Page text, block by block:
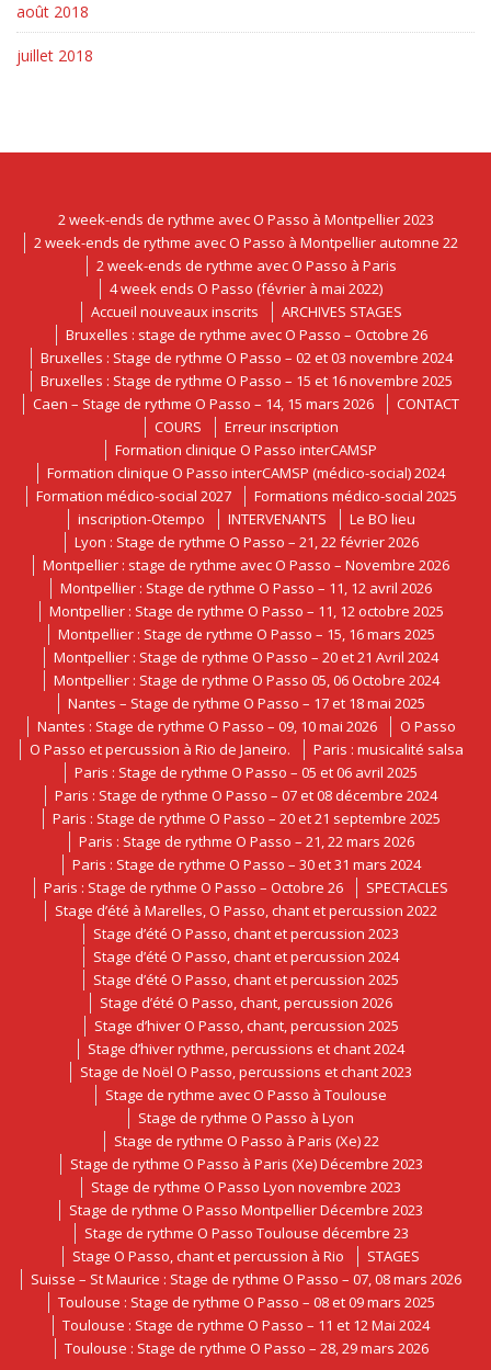
août 2018
juillet 2018
2 week-ends de rythme avec O Passo à Montpellier 2023
2 week-ends de rythme avec O Passo à Montpellier automne 22
2 week-ends de rythme avec O Passo à Paris
4 week ends O Passo (février à mai 2022)
Accueil nouveaux inscrits
ARCHIVES STAGES
Bruxelles : stage de rythme avec O Passo – Octobre 26
Bruxelles : Stage de rythme O Passo – 02 et 03 novembre 2024
Bruxelles : Stage de rythme O Passo – 15 et 16 novembre 2025
Caen – Stage de rythme O Passo – 14, 15 mars 2026
CONTACT
COURS
Erreur inscription
Formation clinique O Passo interCAMSP
Formation clinique O Passo interCAMSP (médico-social) 2024
Formation médico-social 2027
Formations médico-social 2025
inscription-Otempo
INTERVENANTS
Le BO lieu
Lyon : Stage de rythme O Passo – 21, 22 février 2026
Montpellier : stage de rythme avec O Passo – Novembre 2026
Montpellier : Stage de rythme O Passo – 11, 12 avril 2026
Montpellier : Stage de rythme O Passo – 11, 12 octobre 2025
Montpellier : Stage de rythme O Passo – 15, 16 mars 2025
Montpellier : Stage de rythme O Passo – 20 et 21 Avril 2024
Montpellier : Stage de rythme O Passo 05, 06 Octobre 2024
Nantes – Stage de rythme O Passo – 17 et 18 mai 2025
Nantes : Stage de rythme O Passo – 09, 10 mai 2026
O Passo
O Passo et percussion à Rio de Janeiro.
Paris : musicalité salsa
Paris : Stage de rythme O Passo – 05 et 06 avril 2025
Paris : Stage de rythme O Passo – 07 et 08 décembre 2024
Paris : Stage de rythme O Passo – 20 et 21 septembre 2025
Paris : Stage de rythme O Passo – 21, 22 mars 2026
Paris : Stage de rythme O Passo – 30 et 31 mars 2024
Paris : Stage de rythme O Passo – Octobre 26
SPECTACLES
Stage d’été à Marelles, O Passo, chant et percussion 2022
Stage d’été O Passo, chant et percussion 2023
Stage d’été O Passo, chant et percussion 2024
Stage d’été O Passo, chant et percussion 2025
Stage d’été O Passo, chant, percussion 2026
Stage d’hiver O Passo, chant, percussion 2025
Stage d’hiver rythme, percussions et chant 2024
Stage de Noël O Passo, percussions et chant 2023
Stage de rythme avec O Passo à Toulouse
Stage de rythme O Passo à Lyon
Stage de rythme O Passo à Paris (Xe) 22
Stage de rythme O Passo à Paris (Xe) Décembre 2023
Stage de rythme O Passo Lyon novembre 2023
Stage de rythme O Passo Montpellier Décembre 2023
Stage de rythme O Passo Toulouse décembre 23
Stage O Passo, chant et percussion à Rio
STAGES
Suisse – St Maurice : Stage de rythme O Passo – 07, 08 mars 2026
Toulouse : Stage de rythme O Passo – 08 et 09 mars 2025
Toulouse : Stage de rythme O Passo – 11 et 12 Mai 2024
Toulouse : Stage de rythme O Passo – 28, 29 mars 2026